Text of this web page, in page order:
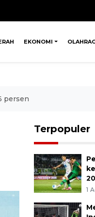
EKONOMI
persen
Terpopuler
1